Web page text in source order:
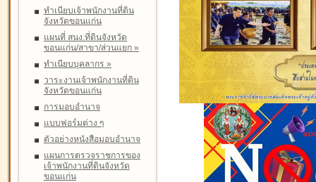
ทำเนียบเจ้าพนักงานที่ดิน
จังหวัดขอนแก่น
แผนที่ สนง.ที่ดินจังหวัด
ขอนแก่น/สาขา/ส่วนแยก »
ทำเนียบบุคลากร »
วาระงานเจ้าพนักงานที่ดิน
จังหวัดขอนแก่น
การมอบอำนาจ
แบบฟอร์มต่าง ๆ
ตัวอย่างหนังสือมอบอำนาจ
แผนการตรวจราชการของ
เจ้าพนักงานที่ดินจังหวัด
ขอนแก่น